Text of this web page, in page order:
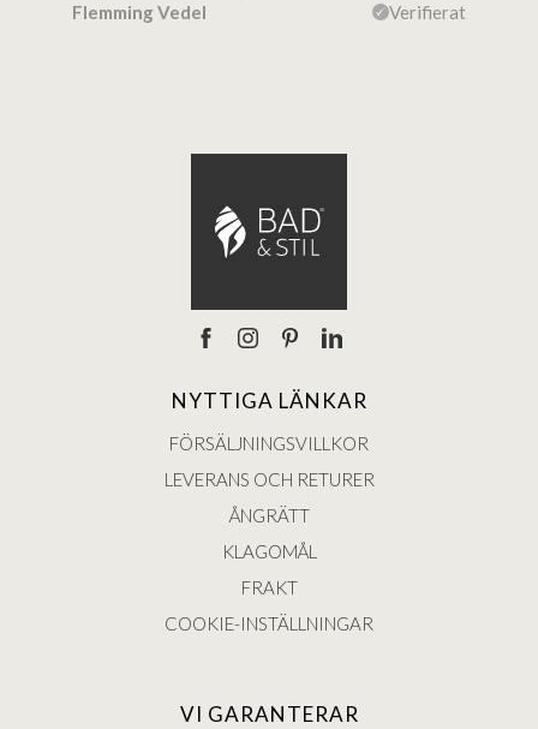
Flemming Vedel
Verifierat
NYTTIGA LÄNKAR
FÖRSÄLJNINGSVILLKOR
LEVERANS OCH RETURER
ÅNGRÄTT
KLAGOMÅL
FRAKT
COOKIE-INSTÄLLNINGAR
VI GARANTERAR